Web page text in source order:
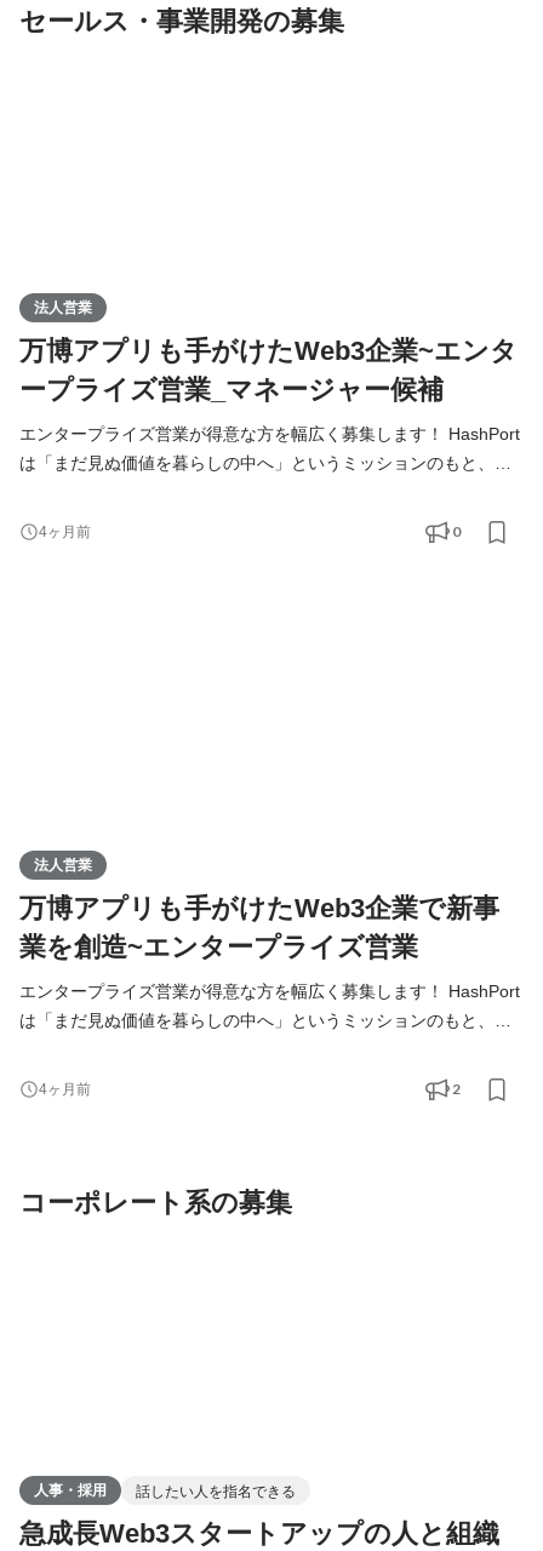
理解した上
セールス・事業開発の募集
法人営業
万博アプリも手がけたWeb3企業~エンタ
ープライズ営業_マネージャー候補
エンタープライズ営業が得意な方を幅広く募集します！ HashPort
は「まだ見ぬ価値を暮らしの中へ」というミッションのもと、ス
「HashPort Wallet」を中心にweb3インフラ・ソリューション事業
4ヶ月前 0
法人営業
万博アプリも手がけたWeb3企業で新事
業を創造~エンタープライズ営業
エンタープライズ営業が得意な方を幅広く募集します！ HashPort
は「まだ見ぬ価値を暮らしの中へ」というミッションのもと、ス
「HashPort Wallet」を中心にweb3インフラ・ソリューション事業
ビジネ
4ヶ月前 2
コーポレート系の募集
人事・採用 話したい人を指名できる
急成長Web3スタートアップの人と組織